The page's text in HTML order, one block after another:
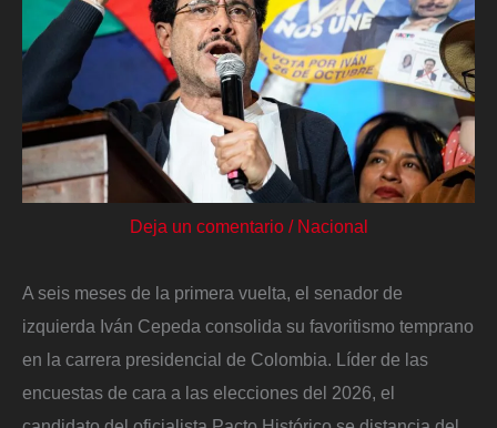
Deja un comentario / Nacional
A seis meses de la primera vuelta, el senador de
izquierda Iván Cepeda consolida su favoritismo temprano
en la carrera presidencial de Colombia. Líder de las
encuestas de cara a las elecciones del 2026, el